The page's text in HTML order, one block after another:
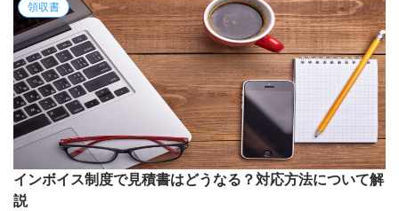
領収書
インボイス制度で見積書はどうなる？対応方法について解
説